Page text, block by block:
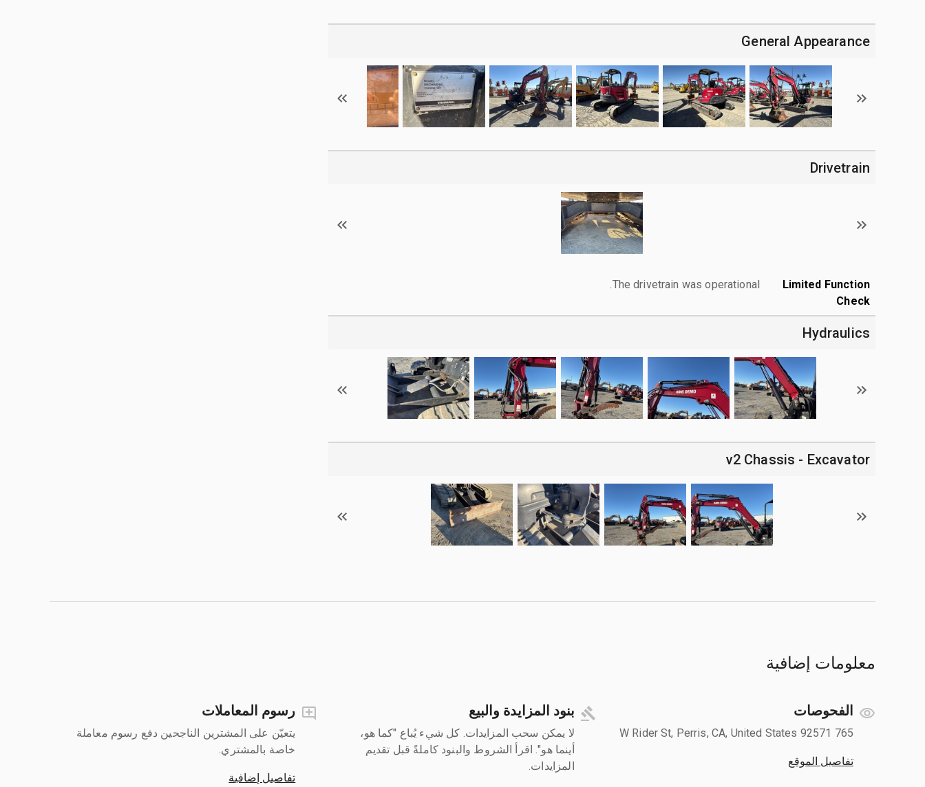
General Appearance
Drivetrain
Limited Function
Check
The drivetrain was operational.
Hydraulics
v2 Chassis - Excavator
معلومات إضافية
الفحوصات
765 W Rider St, Perris, CA, United States 92571
تفاصيل الموقع
بنود المزايدة والبيع
لا يمكن سحب المزايدات. كل شيء يُباع "كما هو،
أينما هو". اقرأ الشروط والبنود كاملةً قبل تقديم
المزايدات.
رسوم المعاملات
يتعيّن على المشترين الناجحين دفع رسوم معاملة
خاصة بالمشتري.
تفاصيل إضافية